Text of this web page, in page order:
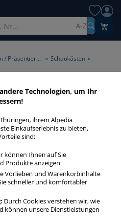
A-Z
Konferenzen / Planen / Präsentieren » Schaukästen »
Außen 4xA4
(A2)
(A2) in bester Qualität zum
Funktion.
4xA4 (A2)
Technologien, um Ihr
ihrem Alpedia
Einkaufserlebnis zu bieten,
sind:
können Ihnen auf Sie
Produkte anzeigen.
Vorlieben und Warenkorbinhalte
schneller und komfortabler
Durch Cookies verstehen wir, wie
können unsere Dienstleistungen